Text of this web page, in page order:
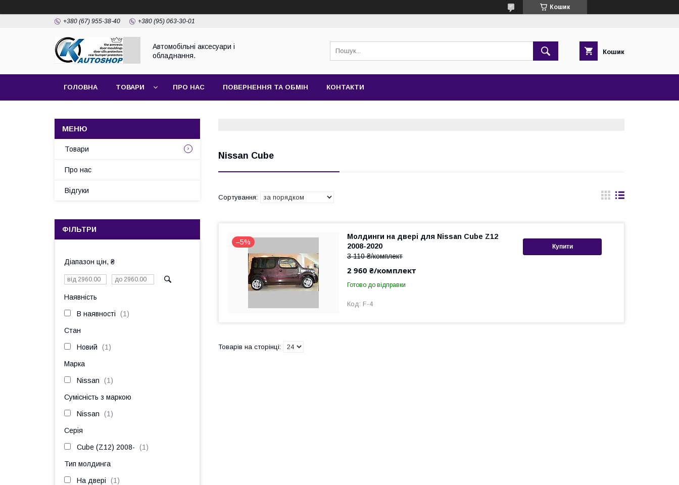
Кошик
+380 (67) 955-38-40 +380 (95) 063-30-01
Автомобільні аксесуари і
обладнання.
Кошик
ГОЛОВНА ТОВАРИ ПРО НАС ПОВЕРНЕННЯ ТА ОБМІН КОНТАКТИ
Nissan Cube
–5%
Купити
Молдинги на двері для Nissan Cube Z12
2008-2020
3 110 ₴/комплект
2 960 ₴/комплект
Готово до відправки
F-4
Товари
Про нас
Відгуки
ФІЛЬТРИ
Діапазон цін, ₴
Наявність
В наявності 1
Стан
Новий 1
Марка
Nissan 1
Сумісність з маркою
Nissan 1
Серія
Cube (Z12) 2008- 1
Тип молдинга
На двері 1